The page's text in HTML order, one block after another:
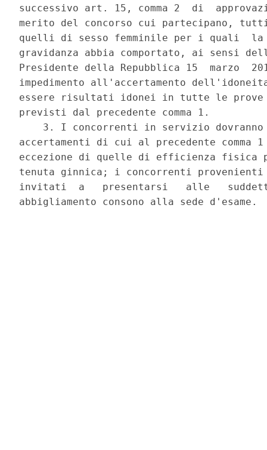
successivo art. 15, comma 2  di
merito del concorso cui partecipano,
quelli di sesso femminile per i quali
gravidanza abbia comportato, ai sensi
Presidente della Repubblica 15  marzo
impedimento all'accertamento
essere risultati idonei in tutte le
previsti dal precedente comma 1.
3. I concorrenti in servizio
accertamenti di cui al precedente
eccezione di quelle di efficienza
tenuta ginnica; i concorrenti
invitati  a   presentarsi   alle